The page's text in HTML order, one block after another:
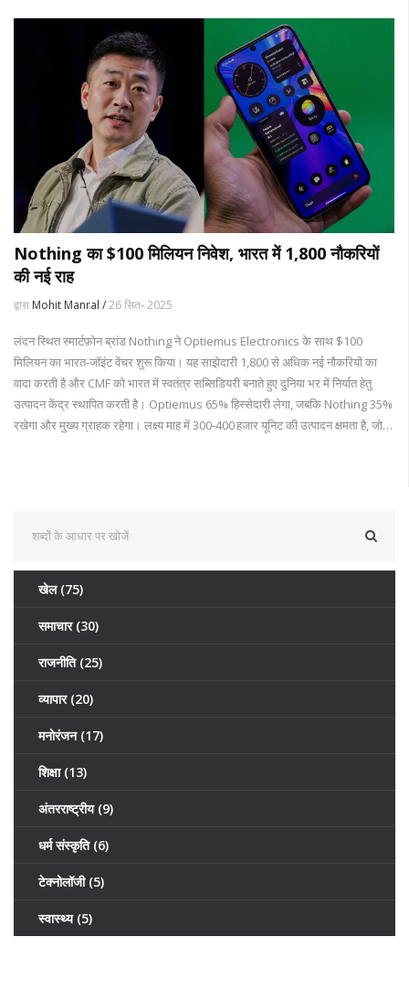
Nothing का $100 मिलियन निवेश, भारत में 1,800 नौकरियों
की नई राह
द्वारा Mohit Manral /26 सित॰ 2025
लंदन स्थित स्मार्टफ़ोन ब्रांड Nothing ने Optiemus Electronics के साथ $100
मिलियन का भारत‑जॉइंट वेंचर शुरू किया। यह साझेदारी 1,800 से अधिक नई नौकरियों का
वादा करती है और CMF को भारत में स्वतंत्र सब्सिडियरी बनाते हुए दुनिया भर में निर्यात हेतु
उत्पादन केंद्र स्थापित करती है। Optiemus 65% हिस्सेदारी लेगा, जबकि Nothing 35%
रखेगा और मुख्य ग्राहक रहेगा। लक्ष्य माह में 300‑400 हजार यूनिट की उत्पादन क्षमता है, जो
खेल (75)
समाचार (30)
राजनीति (25)
व्यापार (20)
मनोरंजन (17)
शिक्षा (13)
अंतरराष्ट्रीय (9)
धर्म संस्कृति (6)
टेक्नोलॉजी (5)
स्वास्थ्य (5)